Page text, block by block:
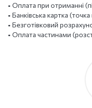
• Оплата при отриманні
• Банківська картка
• Безготівковий
• Оплата частинами